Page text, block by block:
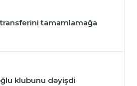
tamamlamağa
klubunu dəyişdi